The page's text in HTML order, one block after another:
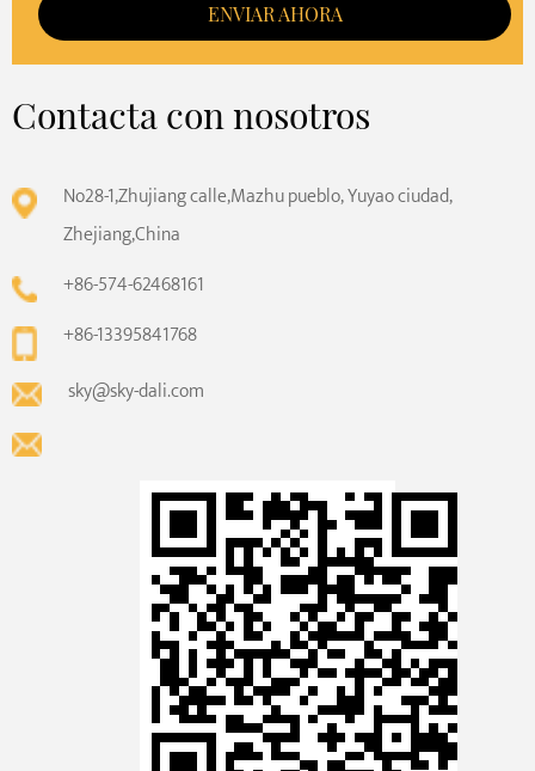
ENVIAR AHORA
Contacta con nosotros
No28-1,Zhujiang calle,Mazhu pueblo, Yuyao ciudad,
Zhejiang,China
+86-574-62468161
+86-13395841768
sky@sky-dali.com